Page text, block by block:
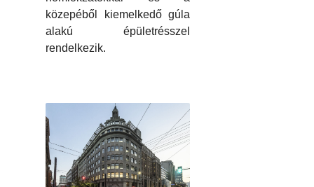
közepéből kiemelkedő gúla
alakú épületrésszel
rendelkezik.